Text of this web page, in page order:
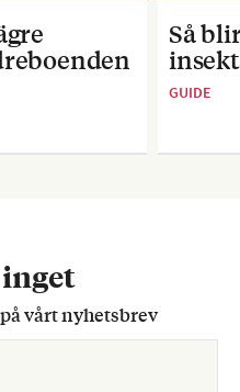
Så
GUIDE
vårt nyhetsbrev